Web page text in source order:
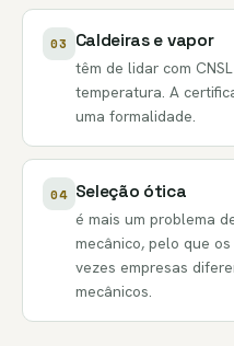
03 Caldeiras e vapor
têm de lidar com
temperatura. A
uma formalidade.
04 Seleção ótica
é mais um problema
mecânico, pelo que
vezes empresas
mecânicos.